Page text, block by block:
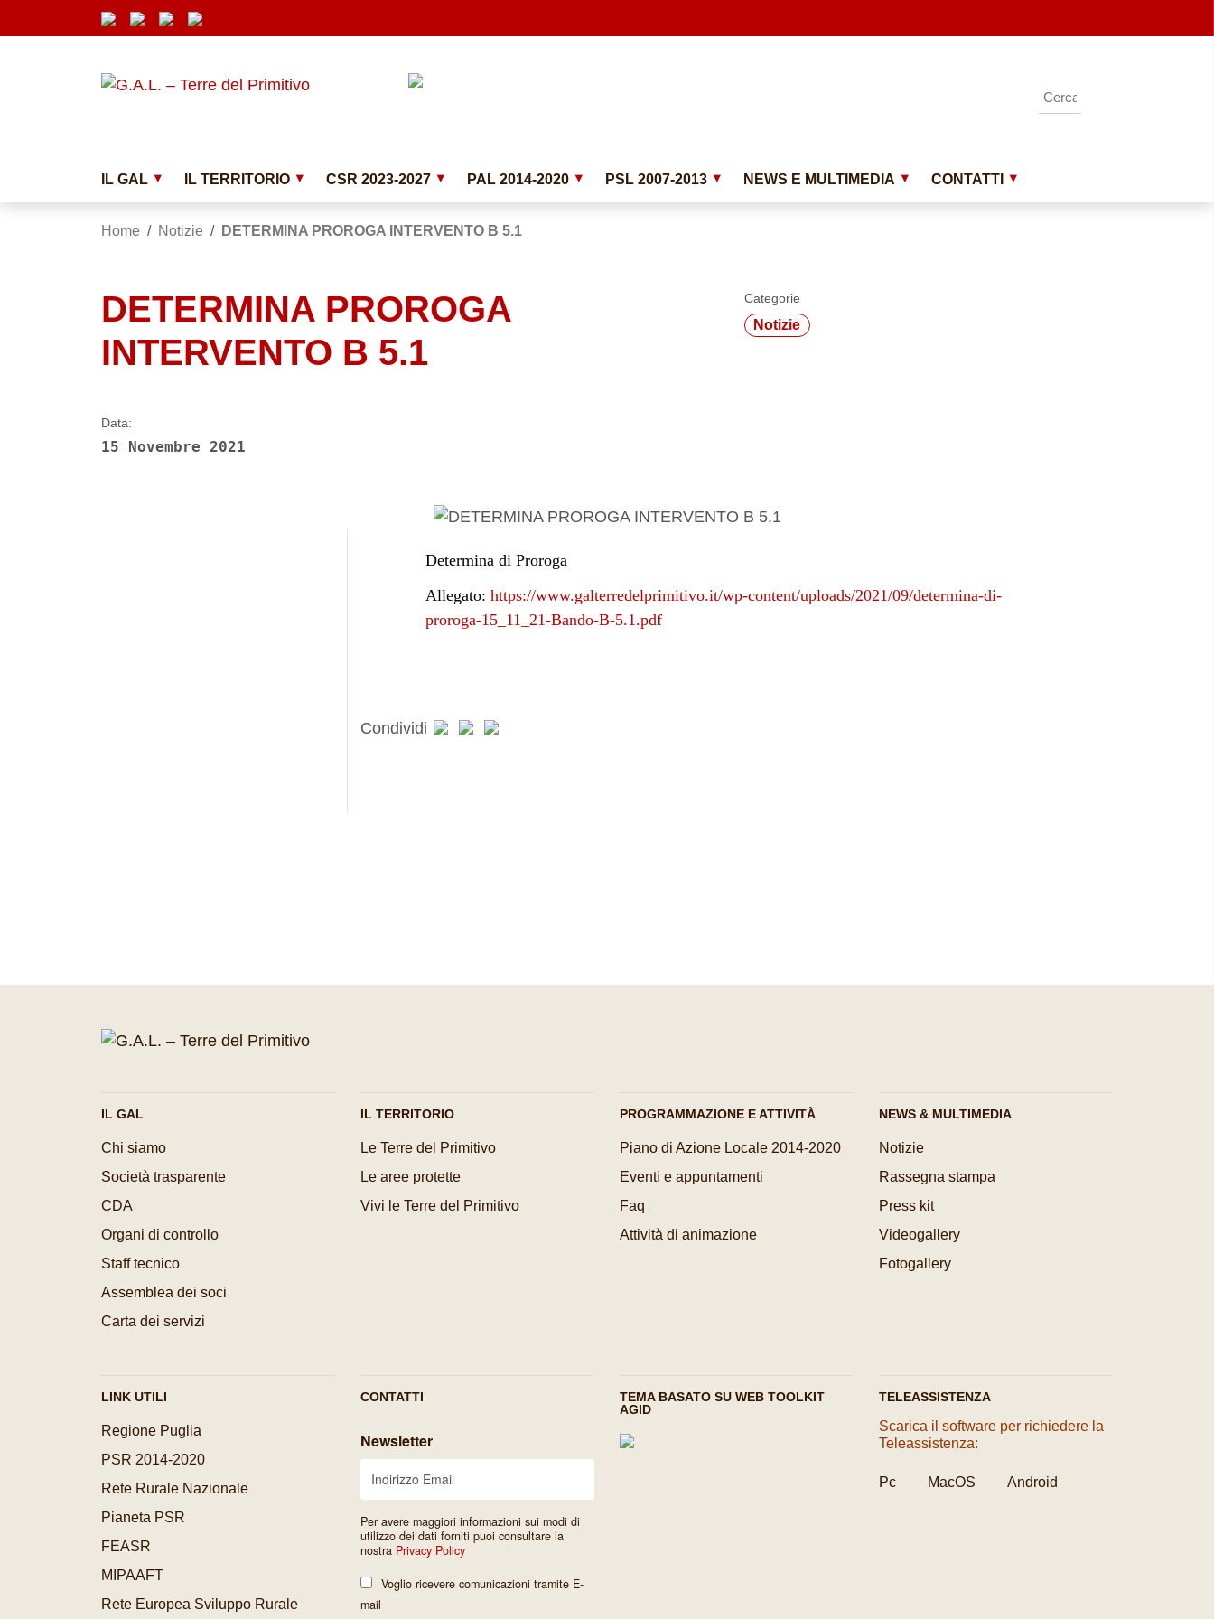
Vai ai contenuti
Vai al menu di navigazione
Submenu
IL GAL IL TERRITORIO CSR 2023-2027 PAL 2014-2020 PSL 2007-2013 NEWS E MULTIMEDIA CONTATTI
Home / Notizie / DETERMINA PROROGA INTERVENTO B 5.1
DETERMINA PROROGA
INTERVENTO B 5.1
Categorie
Notizie
Data:
15 Novembre 2021
Determina di Proroga
Allegato: https://www.galterredelprimitivo.it/wp-content/uploads/2021/09/determina-di-
proroga-15_11_21-Bando-B-5.1.pdf
Condividi
IL GAL
Chi siamo
Società trasparente
CDA
Organi di controllo
Staff tecnico
Assemblea dei soci
Carta dei servizi
IL TERRITORIO
Le Terre del Primitivo
Le aree protette
Vivi le Terre del Primitivo
PROGRAMMAZIONE E ATTIVITÀ
Piano di Azione Locale 2014-2020
Eventi e appuntamenti
Faq
Attività di animazione
NEWS & MULTIMEDIA
Notizie
Rassegna stampa
Press kit
Videogallery
Fotogallery
LINK UTILI
Regione Puglia
PSR 2014-2020
Rete Rurale Nazionale
Pianeta PSR
FEASR
MIPAAFT
Rete Europea Sviluppo Rurale
CONTATTI
Newsletter
Per avere maggiori informazioni sui modi di
utilizzo dei dati forniti puoi consultare la
nostra Privacy Policy
Voglio ricevere comunicazioni tramite E-
mail
TEMA BASATO SU WEB TOOLKIT
AGID
TELEASSISTENZA
Scarica il software per richiedere la
Teleassistenza:
Pc MacOS Android